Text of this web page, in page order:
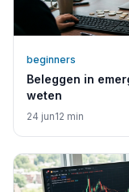
beginners
Beleggen in
weten
24 jun12 min